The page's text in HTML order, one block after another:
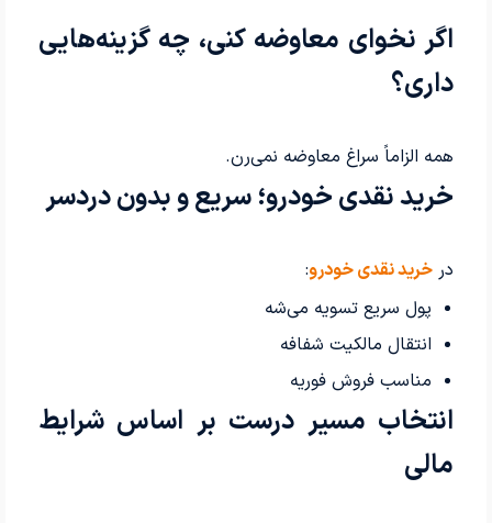
اگر نخوای معاوضه کنی، چه گزینه‌هایی
داری؟
همه الزاماً سراغ معاوضه نمی‌رن.
خرید نقدی خودرو؛ سریع و بدون دردسر
در خرید نقدی خودرو:
پول سریع تسویه می‌شه
انتقال مالکیت شفافه
مناسب فروش فوریه
انتخاب مسیر درست بر اساس شرایط
مالی